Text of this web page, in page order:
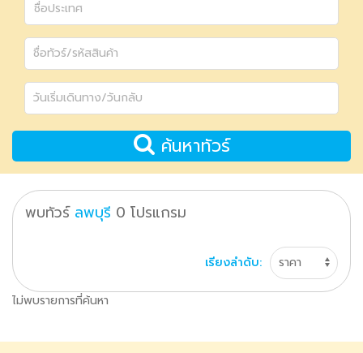
ค้นหาทัวร์
พบทัวร์ ลพบุรี 0 โปรแกรม
เรียงลำดับ:
ไม่พบรายการที่ค้นหา